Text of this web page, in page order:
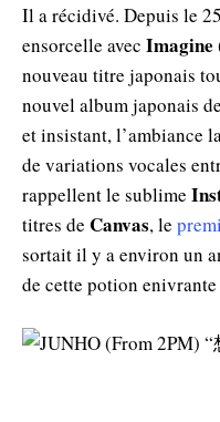
Il a récidivé. Depuis le
ensorcelle avec Imagine
nouveau titre japonais
nouvel album japonais
et insistant, l’ambiance
de variations vocales
rappellent le sublime
titres de Canvas, le
sortait il y a environ un
de cette potion enivrante